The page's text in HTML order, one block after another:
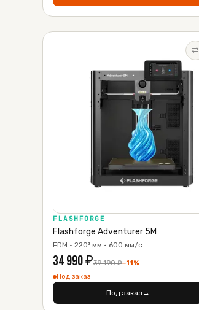
⇄
FLASHFORGE
Flashforge Adventurer 5M
FDM · 220³ мм · 600 мм/с
34 990₽39 190₽−11%
Под заказ
Под заказ →